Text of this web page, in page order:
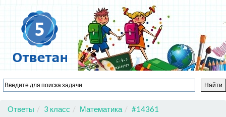
Ответы 3 класс Математика #14361